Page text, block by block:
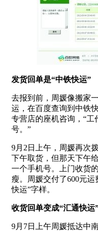
发货回单是“中铁快运”
去报到前，周媛像搬家
运，在百度查询到中铁
专营店的座机咨询，“
号。”
9月2日上午，周媛再次
下午取货，但那天下午
一个手机号。上门收货
瘦。周媛交付了600元
快运”字样。
收货回单变成“汇通快运
9月7日上午周媛抵达中